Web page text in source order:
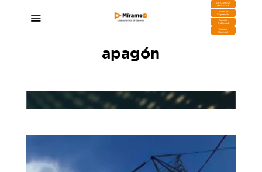
DESCARGA
MIRAPLAY
Buzón de
Sugerencias
Contratar
Publicidad
Contacto
Comercial
apagón